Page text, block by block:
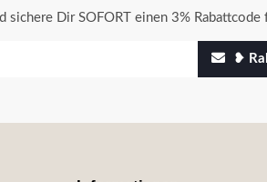
sichere Dir SOFORT einen 3% Rabattcode
❥